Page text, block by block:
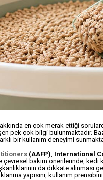
en çok merak ettiği
çok bilgi bulunmaktadır.
bir kullanım deneyimi
(AAFP), International
çevresel bakım önerilerinde,
da dikkate alınması
yapısını, kullanım